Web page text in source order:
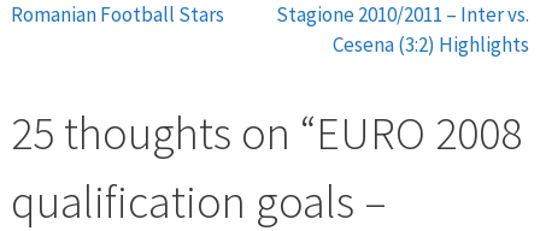
Post
navigation
Romanian Football Stars
Stagione 2010/2011 – Inter vs.
Cesena (3:2) Highlights
25 thoughts on “EURO 2008
qualification goals –